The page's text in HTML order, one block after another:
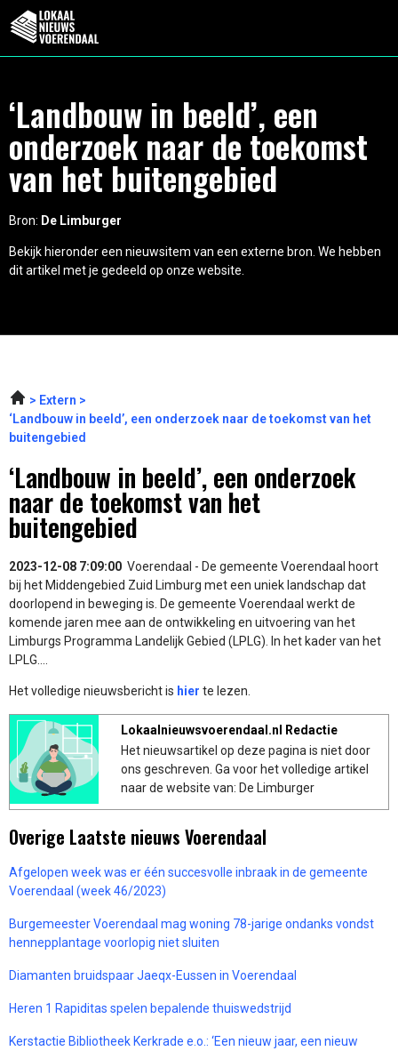
‘Landbouw in beeld’, een
onderzoek naar de toekomst
van het buitengebied
Bron: De Limburger
Bekijk hieronder een nieuwsitem van een externe bron. We hebben
dit artikel met je gedeeld op onze website.
Extern
‘Landbouw in beeld’, een onderzoek naar de toekomst van het
buitengebied
‘Landbouw in beeld’, een onderzoek
naar de toekomst van het
buitengebied
2023-12-08 7:09:00 Voerendaal - De gemeente Voerendaal hoort
bij het Middengebied Zuid Limburg met een uniek landschap dat
doorlopend in beweging is. De gemeente Voerendaal werkt de
komende jaren mee aan de ontwikkeling en uitvoering van het
Limburgs Programma Landelijk Gebied (LPLG). In het kader van het
LPLG....
Het volledige nieuwsbericht is hier te lezen.
Lokaalnieuwsvoerendaal.nl Redactie
Het nieuwsartikel op deze pagina is niet door
ons geschreven. Ga voor het volledige artikel
naar de website van: De Limburger
Overige Laatste nieuws Voerendaal
Afgelopen week was er één succesvolle inbraak in de gemeente
Voerendaal (week 46/2023)
Burgemeester Voerendaal mag woning 78-jarige ondanks vondst
hennepplantage voorlopig niet sluiten
Diamanten bruidspaar Jaeqx-Eussen in Voerendaal
Heren 1 Rapiditas spelen bepalende thuiswedstrijd
Kerstactie Bibliotheek Kerkrade e.o.: ‘Een nieuw jaar, een nieuw